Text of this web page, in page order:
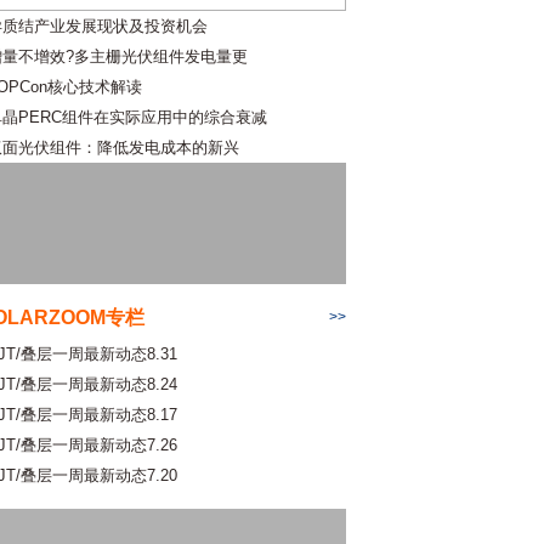
结产业发展现状及投资机会
不增效?多主栅光伏组件发电量更
核心技术解读
PERC组件在实际应用中的综合衰减
光伏组件：降低发电成本的新兴
专栏 >>
叠层一周最新动态8.31
叠层一周最新动态8.24
叠层一周最新动态8.17
叠层一周最新动态7.26
叠层一周最新动态7.20